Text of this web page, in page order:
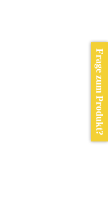
Frage zum Produkt?